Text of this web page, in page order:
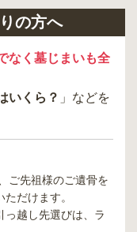
の方へ
なく墓じまいも全
いくら？ 」などを
ご先祖様のご遺骨を
だけます。
っ越し先選びは、ラ